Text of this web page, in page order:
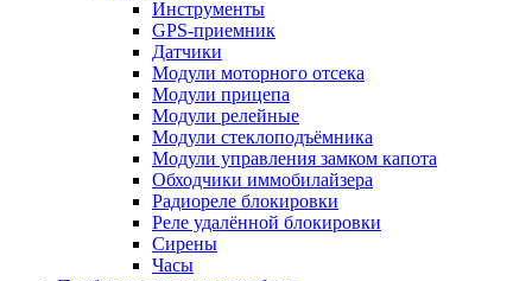
Инструменты
GPS-приемник
Датчики
Модули моторного отсека
Модули прицепа
Модули релейные
Модули стеклоподъёмника
Модули управления замком капота
Обходчики иммобилайзера
Радиореле блокировки
Реле удалённой блокировки
Сирены
Часы